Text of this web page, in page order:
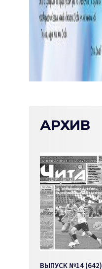
АРХИВ
ВЫПУСК №14 (642)